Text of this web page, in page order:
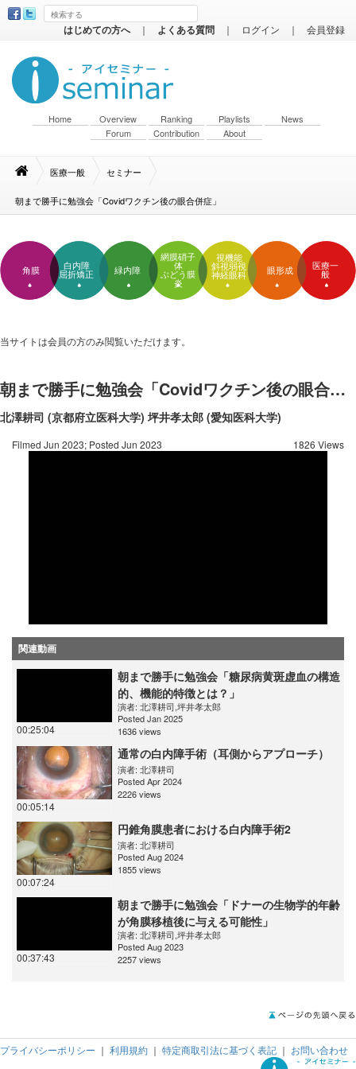
はじめての方へ ｜ よくある質問 ｜ ログイン ｜ 会員登録
Home Overview Ranking Playlists
News
Forum
Contribution About
医療一般 セミナー
朝まで勝手に勉強会「Covidワクチン後の眼合併症」
角膜
白内障
屈折矯正
緑内障
網膜硝子
体
ぶどう膜
炎
視機能
斜視弱視
神経眼科
眼形成
医療一
般
当サイトは会員の方のみ閲覧いただけます。
朝まで勝手に勉強会「Covidワクチン後の眼合併症」
北澤耕司 (京都府立医科大学) 坪井孝太郎 (愛知医科大学)
Filmed Jun 2023; Posted Jun 2023 1826 Views
関連動画
00:25:04
朝まで勝手に勉強会「糖尿病黄斑虚血の構造
的、機能的特徴とは？」
演者: 北澤耕司,坪井孝太郎
Posted Jan 2025
1636 views
00:05:14
通常の白内障手術（耳側からアプローチ）
演者: 北澤耕司
Posted Apr 2024
2226 views
00:07:24
円錐角膜患者における白内障手術2
演者: 北澤耕司
Posted Aug 2024
1855 views
00:37:43
朝まで勝手に勉強会「ドナーの生物学的年齢
が角膜移植後に与える可能性」
演者: 北澤耕司,坪井孝太郎
Posted Aug 2023
2257 views
プライバシーポリシー ｜ 利用規約 ｜ 特定商取引法に基づく表記 ｜ お問い合わせ